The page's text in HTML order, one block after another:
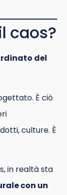
caos?
del
È ciò
culture. È
in realtà sta
con un